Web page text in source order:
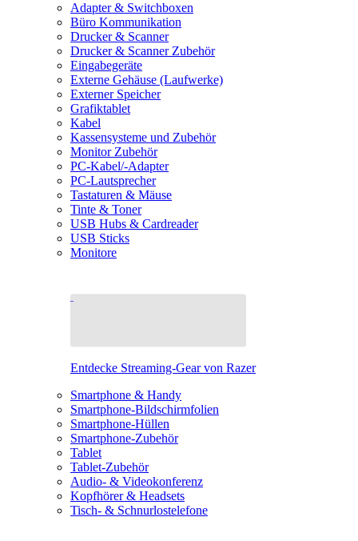
Adapter & Switchboxen
Büro Kommunikation
Drucker & Scanner
Drucker & Scanner Zubehör
Eingabegeräte
Externe Gehäuse (Laufwerke)
Externer Speicher
Grafiktablet
Kabel
Kassensysteme und Zubehör
Monitor Zubehör
PC-Kabel/-Adapter
PC-Lautsprecher
Tastaturen & Mäuse
Tinte & Toner
USB Hubs & Cardreader
USB Sticks
Monitore
Entdecke Streaming-Gear von Razer
Smartphone & Handy
Smartphone-Bildschirmfolien
Smartphone-Hüllen
Smartphone-Zubehör
Tablet
Tablet-Zubehör
Audio- & Videokonferenz
Kopfhörer & Headsets
Tisch- & Schnurlostelefone